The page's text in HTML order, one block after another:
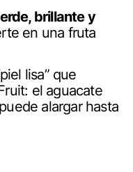
brillante y
en una fruta
lisa” que
el aguacate
alargar hasta